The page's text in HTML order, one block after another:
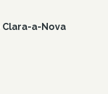
Clara-a-Nova